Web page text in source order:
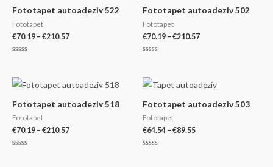
Fototapet autoadeziv 522
Fototapet
€70.19 – €210.57Interval
la
din
5
Fototapet autoadeziv 502
Fototapet
€70.19 – €210.57Interval
la
din
5
Fototapet autoadeziv 518
Fototapet
€70.19 – €210.57Interval
Fototapet autoadeziv 503
Fototapet
€64.54 – €89.55Interval